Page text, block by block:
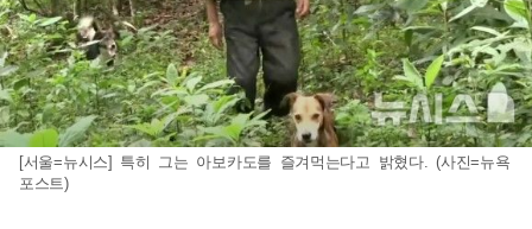
[서울=뉴시스] 특히 그는 아보카도를 즐겨먹는다고 밝혔다. (사진=뉴욕
포스트)